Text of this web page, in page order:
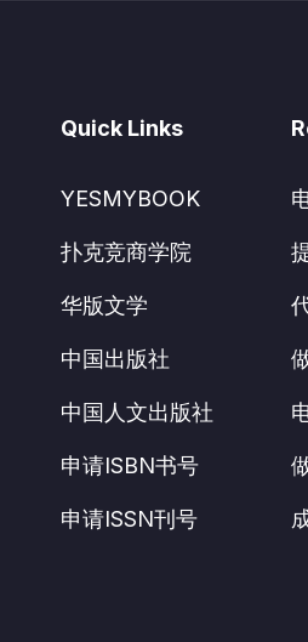
Quick Links
YESMYBOOK
扑克竞商学院
华版文学
中国出版社
中国人文出版社
申请ISBN书号
申请ISSN刊号